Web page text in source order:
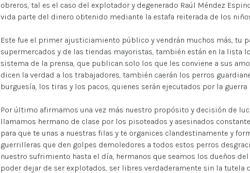
obreros, tal es el caso del explotador y degenerado Raúl Méndez
vida parte del dinero obtenido mediante la estafa reiterada de los
Este fue el primer ajusticiamiento público y vendrán muchos más, tu
supermercados y de las tiendas mayoristas, también están en la lista
sistema de la prensa, que publican solo los que les conviene a sus
dicen la verdad a los trabajadores, también caerán los perros
burguesía, los tiras y los pacos, quienes serán ejecutados por la
Por último afirmamos una vez más nuestro propósito y decisión de
llamamos hermano de clase por los pisoteados y asesinados
para que te unas a nuestras filas y te organices clandestinamente y
guerrilleras que den golpes demoledores a todos estos perros
nuestro sufrimiento hasta el día, hermanos que seamos los dueños
poder dejar de ser explotados, ser libres verdaderamente sin la tutela